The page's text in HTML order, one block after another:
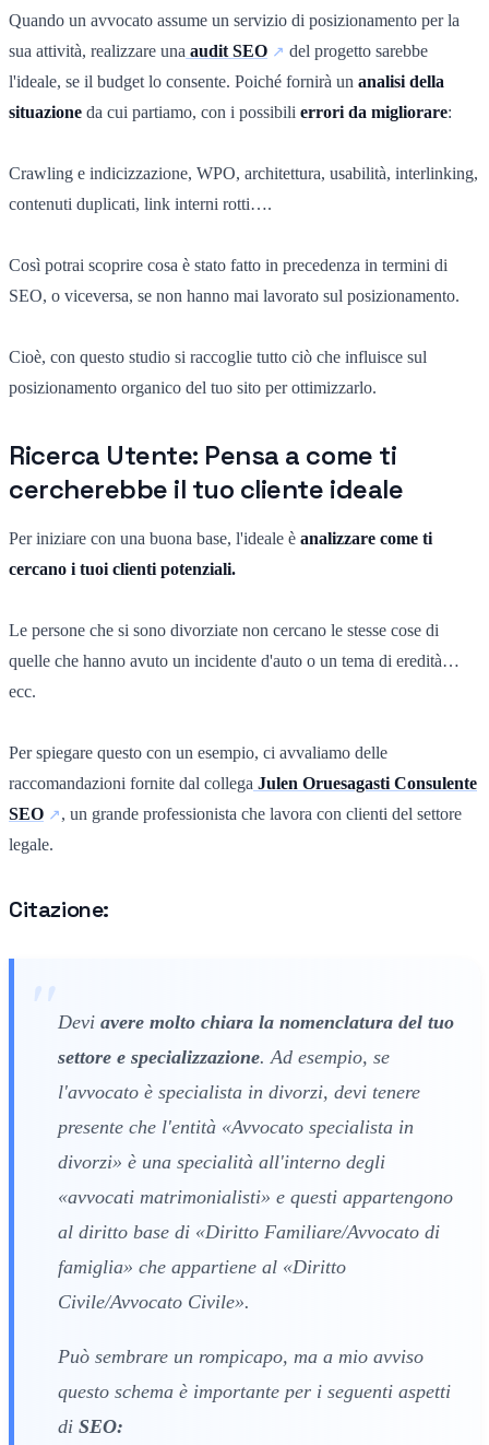
Quando un avvocato assume un servizio di posizionamento per la
sua attività, realizzare una audit SEO
del progetto sarebbe
l'ideale, se il budget lo consente. Poiché fornirà un analisi della
situazione da cui partiamo, con i possibili errori da migliorare:
Crawling e indicizzazione, WPO, architettura, usabilità, interlinking,
contenuti duplicati, link interni rotti….
Così potrai scoprire cosa è stato fatto in precedenza in termini di
SEO, o viceversa, se non hanno mai lavorato sul posizionamento.
Cioè, con questo studio si raccoglie tutto ciò che influisce sul
posizionamento organico del tuo sito per ottimizzarlo.
Ricerca Utente: Pensa a come ti
cercherebbe il tuo cliente ideale
Per iniziare con una buona base, l'ideale è analizzare come ti
cercano i tuoi clienti potenziali.
Le persone che si sono divorziate non cercano le stesse cose di
quelle che hanno avuto un incidente d'auto o un tema di eredità…
ecc.
Per spiegare questo con un esempio, ci avvaliamo delle
raccomandazioni fornite dal collega Julen Oruesagasti Consulente
SEO
, un grande professionista che lavora con clienti del settore
legale.
Citazione:
Devi avere molto chiara la nomenclatura del tuo
settore e specializzazione. Ad esempio, se
l'avvocato è specialista in divorzi, devi tenere
presente che l'entità «Avvocato specialista in
divorzi» è una specialità all'interno degli
«avvocati matrimonialisti» e questi appartengono
al diritto base di «Diritto Familiare/Avvocato di
famiglia» che appartiene al «Diritto
Civile/Avvocato Civile».
Può sembrare un rompicapo, ma a mio avviso
questo schema è importante per i seguenti aspetti
di SEO: